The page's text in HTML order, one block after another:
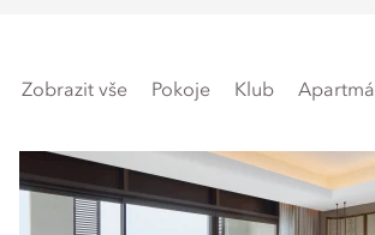
Zobrazit vše Pokoje Klub Apartmá